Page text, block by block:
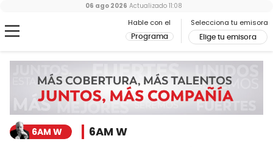
Hable con el
Programa
Selecciona tu emisora
Elige tu emisora
06 ago 2026 Actualizado 11:08
6AM W 6AM W